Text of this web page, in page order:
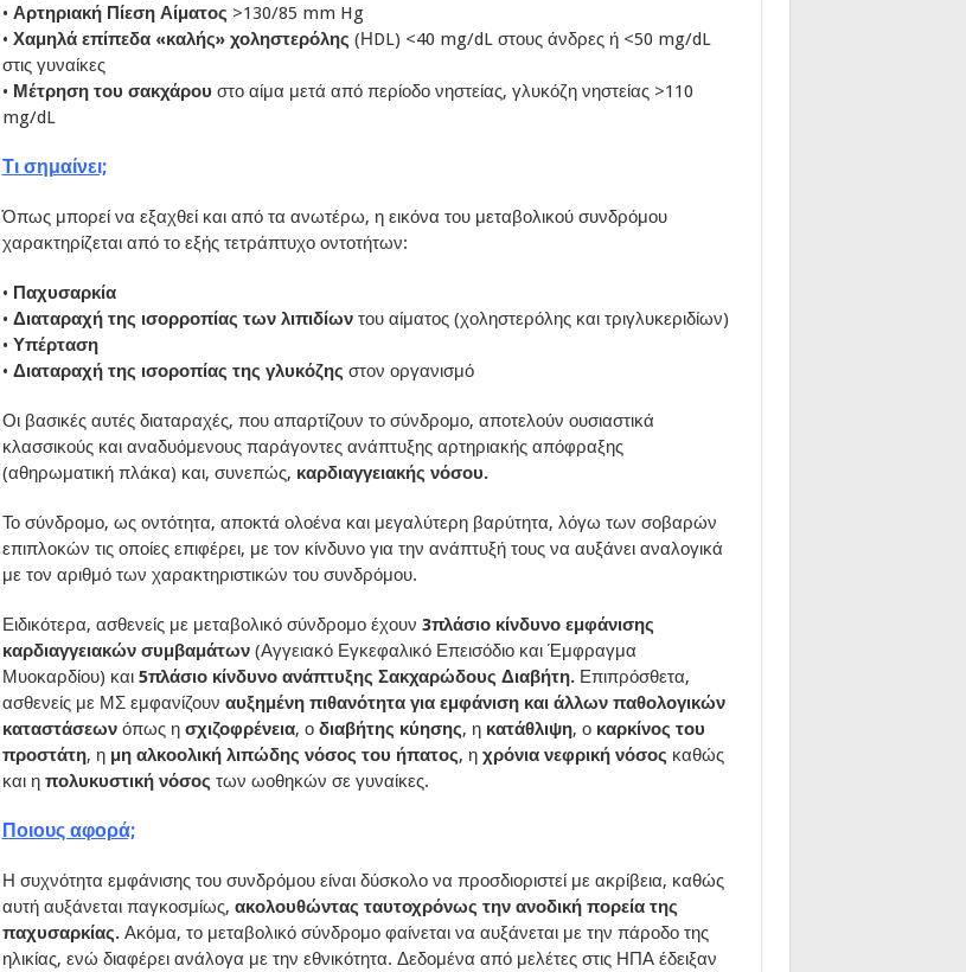
• Αρτηριακή Πίεση Αίματος >130/85 mm Hg
• Χαμηλά επίπεδα «καλής» χοληστερόλης (ΗDL) <40 mg/dL στους άνδρες ή <50 mg/dL
στις γυναίκες
• Μέτρηση του σακχάρου στο αίμα μετά από περίοδο νηστείας, γλυκόζη νηστείας >110
mg/dL
Τι σημαίνει;
Όπως μπορεί να εξαχθεί και από τα ανωτέρω, η εικόνα του μεταβολικού συνδρόμου
χαρακτηρίζεται από το εξής τετράπτυχο οντοτήτων:
• Παχυσαρκία
• Διαταραχή της ισορροπίας των λιπιδίωντου αίματος (χοληστερόλης και τριγλυκεριδίων)
• Υπέρταση
• Διαταραχή της ισοροπίας της γλυκόζης στον οργανισμό
Οι βασικές αυτές διαταραχές, που απαρτίζουν το σύνδρομο, αποτελούν ουσιαστικά
κλασσικούς και αναδυόμενους παράγοντες ανάπτυξης αρτηριακής απόφραξης
(αθηρωματική πλάκα) και, συνεπώς, καρδιαγγειακής νόσου.
Το σύνδρομο, ως οντότητα, αποκτά ολοένα και μεγαλύτερη βαρύτητα, λόγω των σοβαρών
επιπλοκών τις οποίες επιφέρει, με τον κίνδυνο για την ανάπτυξή τους να αυξάνει αναλογικά
με τον αριθμό των χαρακτηριστικών του συνδρόμου.
Ειδικότερα, ασθενείς με μεταβολικό σύνδρομο έχουν 3πλάσιο κίνδυνο εμφάνισης
καρδιαγγειακών συμβαμάτων (Αγγειακό Εγκεφαλικό Επεισόδιο και Έμφραγμα
Μυοκαρδίου) και5πλάσιο κίνδυνο ανάπτυξης Σακχαρώδους Διαβήτη.Επιπρόσθετα,
ασθενείς με ΜΣ εμφανίζουν αυξημένη πιθανότητα για εμφάνιση και άλλων παθολογικών
καταστάσεωνόπως η σχιζοφρένεια, ο διαβήτης κύησης, η κατάθλιψη, ο καρκίνος του
προστάτη, ημη αλκοολική λιπώδης νόσος του ήπατος, η χρόνια νεφρική νόσος καθώς
και η πολυκυστική νόσος των ωοθηκών σε γυναίκες.
Ποιους αφορά;
Η συχνότητα εμφάνισης του συνδρόμου είναι δύσκολο να προσδιοριστεί με ακρίβεια, καθώς
αυτή αυξάνεται παγκοσμίως, ακολουθώντας ταυτοχρόνως την ανοδική πορεία της
παχυσαρκίας. Ακόμα, το μεταβολικό σύνδρομο φαίνεται να αυξάνεται με την πάροδο της
ηλικίας, ενώ διαφέρει ανάλογα με την εθνικότητα. Δεδομένα από μελέτες στις ΗΠΑ έδειξαν